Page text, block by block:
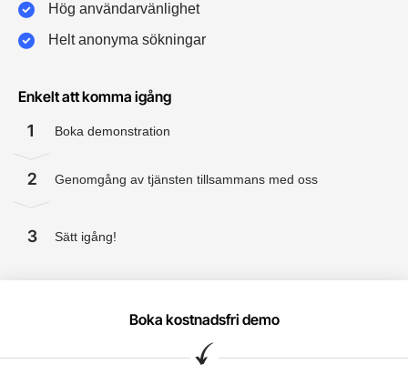
Hög användarvänlighet
Helt anonyma sökningar
Enkelt att komma igång
1 Boka demonstration
2 Genomgång av tjänsten tillsammans med oss
3 Sätt igång!
Boka kostnadsfri demo